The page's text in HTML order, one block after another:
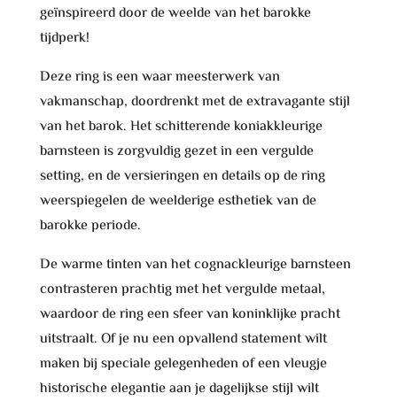
geïnspireerd door de weelde van het barokke
tijdperk!
Deze ring is een waar meesterwerk van
vakmanschap, doordrenkt met de extravagante stijl
van het barok. Het schitterende koniakkleurige
barnsteen is zorgvuldig gezet in een vergulde
setting, en de versieringen en details op de ring
weerspiegelen de weelderige esthetiek van de
barokke periode.
De warme tinten van het cognackleurige barnsteen
contrasteren prachtig met het vergulde metaal,
waardoor de ring een sfeer van koninklijke pracht
uitstraalt. Of je nu een opvallend statement wilt
maken bij speciale gelegenheden of een vleugje
historische elegantie aan je dagelijkse stijl wilt